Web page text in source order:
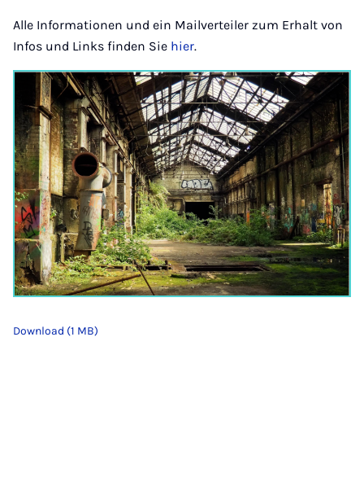
Alle Informationen und ein Mailverteiler zum Erhalt von
Infos und Links finden Sie hier.
Download (1 MB)